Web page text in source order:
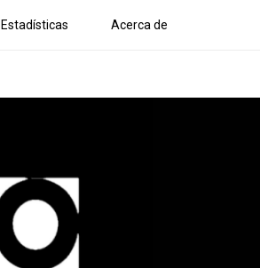
Estadísticas Acerca de